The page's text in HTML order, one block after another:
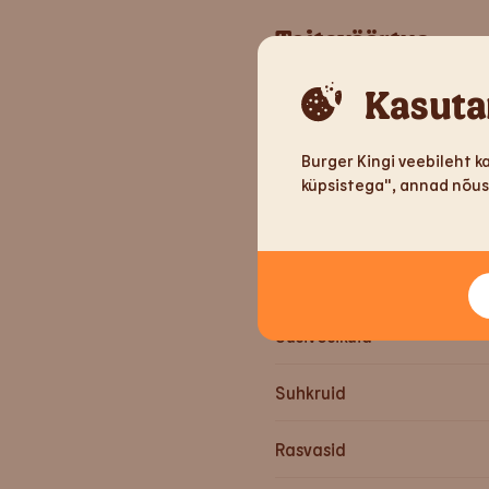
Burger Kingi veebileht
küpsistega", annad
Toiteväärtus
Kaal
Energiat
Suhkruid
Rasvasid